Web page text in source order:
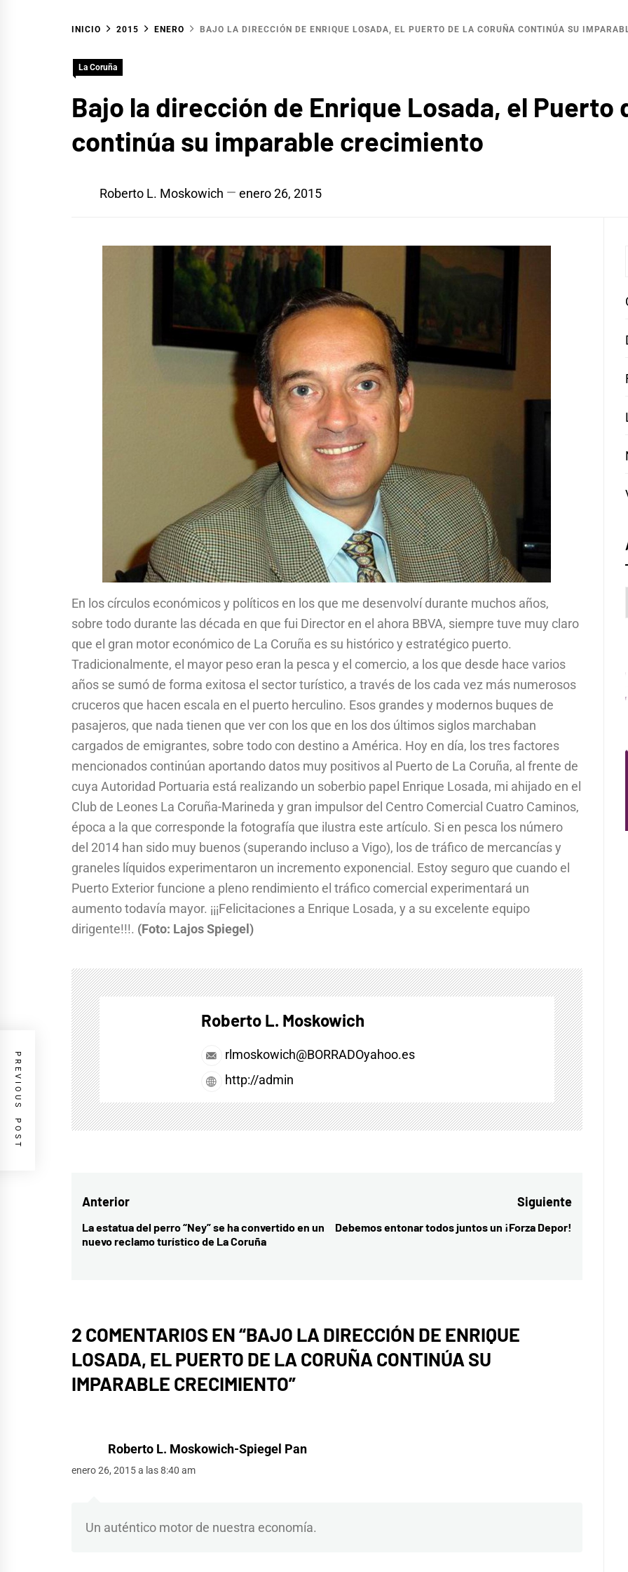
INICIO 2015 ENERO BAJO LA DIRECCIÓN DE ENRIQUE LOSADA, EL PUERTO DE LA CORUÑA CONTINÚA SU
La Coruña
Bajo la dirección de Enrique Losada, el Puerto
continúa su imparable crecimiento
Roberto L. Moskowich enero 26, 2015
En los círculos económicos y políticos en los que me desenvolví durante muchos años,
sobre todo durante las década en que fui Director en el ahora BBVA, siempre tuve muy claro
que el gran motor económico de La Coruña es su histórico y estratégico puerto.
Tradicionalmente, el mayor peso eran la pesca y el comercio, a los que desde hace varios
años se sumó de forma exitosa el sector turístico, a través de los cada vez más numerosos
cruceros que hacen escala en el puerto herculino. Esos grandes y modernos buques de
pasajeros, que nada tienen que ver con los que en los dos últimos siglos marchaban
cargados de emigrantes, sobre todo con destino a América. Hoy en día, los tres factores
mencionados continúan aportando datos muy positivos al Puerto de La Coruña, al frente de
cuya Autoridad Portuaria está realizando un soberbio papel Enrique Losada, mi ahijado en el
Club de Leones La Coruña-Marineda y gran impulsor del Centro Comercial Cuatro Caminos,
época a la que corresponde la fotografía que ilustra este artículo. Si en pesca los número
del 2014 han sido muy buenos (superando incluso a Vigo), los de tráfico de mercancías y
graneles líquidos experimentaron un incremento exponencial. Estoy seguro que cuando el
Puerto Exterior funcione a pleno rendimiento el tráfico comercial experimentará un
aumento todavía mayor. ¡¡¡Felicitaciones a Enrique Losada, y a su excelente equipo
dirigente!!!. (Foto: Lajos Spiegel)
Roberto L. Moskowich
rlmoskowich@BORRADOyahoo.es
http://admin
Navegación
de
Anterior
Entrada
anterior:
La estatua del perro “Ney” se ha convertido en un
nuevo reclamo turístico de La Coruña
Siguiente
Debemos entonar todos juntos un ¡Forza Depor!
PREVIOUS POST
2 COMENTARIOS EN “BAJO LA DIRECCIÓN DE ENRIQUE
LOSADA, EL PUERTO DE LA CORUÑA CONTINÚA SU
IMPARABLE CRECIMIENTO”
Roberto L. Moskowich-Spiegel Pan
enero 26, 2015 a las 8:40 am
Un auténtico motor de nuestra economía.